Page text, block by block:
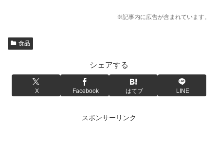
※記事内に広告が含まれています。
食品
シェアする
X Facebook はてブ LINE
スポンサーリンク